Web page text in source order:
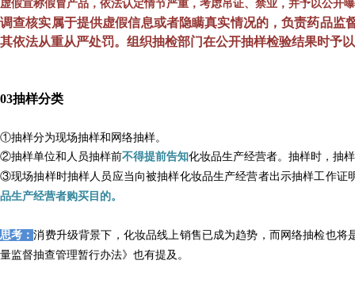
虚假宣称假冒产品，依法认定情节严重，考虑吊证、禁业，并予以公开
调查核实属于提供虚假信息或者隐瞒真实情况的，负责药品
其依法从重从严处罚。组织抽检部门在公开抽样检验结果时予
03抽样分类
①抽样分为现场抽样和网络抽样。
②抽样单位和人员抽样前不得提前告知化妆品生产经营者。抽样时，抽
③现场抽样时抽样人员应当向被抽样化妆品生产经营者出示抽样工作证
品生产经营者购买目的。
思考：消费升级背景下，化妆品线上销售已成为趋势，而网络抽检也
量监督抽查管理暂行办法》也有提及。